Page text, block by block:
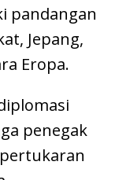
pandangan
Jepang,
Eropa.
penegak